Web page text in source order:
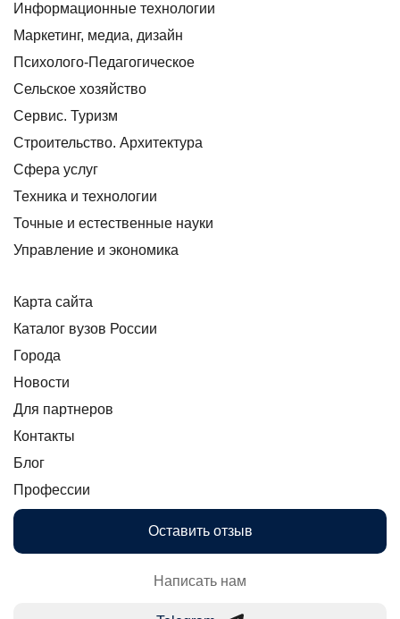
Информационные технологии
Маркетинг, медиа, дизайн
Психолого-Педагогическое
Сельское хозяйство
Сервис. Туризм
Строительство. Архитектура
Сфера услуг
Техника и технологии
Точные и естественные науки
Управление и экономика
Карта сайта
Каталог вузов России
Города
Новости
Для партнеров
Контакты
Блог
Профессии
Оставить отзыв
Написать нам